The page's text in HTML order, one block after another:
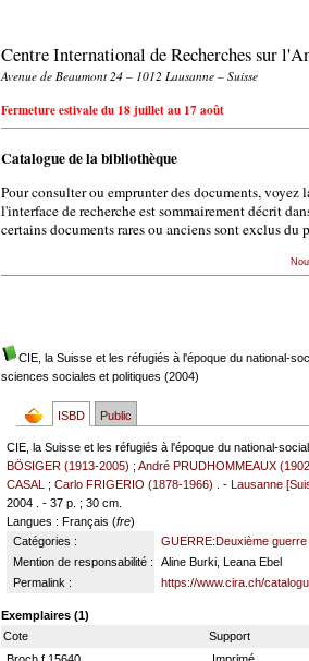
Centre International de Recherches sur
Avenue de Beaumont 24 – 1012 Lausanne – Suisse
Fermeture estivale du 18 juillet au 17 août
Catalogue de la bibliothèque
Pour consulter ou emprunter des documents, voyez
l'interface de recherche est sommairement décrit
certains documents rares ou anciens sont exclus du
CIE, la Suisse et les réfugiés à l'époque du national-
sciences sociales et politiques (2004)
ISBD Public
CIE, la Suisse et les réfugiés à l'époque du national-
BÖSIGER (1913-2005) ;André PRUDHOMMEAUX
CASAL
;Carlo FRIGERIO (1878-1966) . -Lausanne
2004 . - 37 p. ; 30 cm.
Langues : Français (fre)
Catégories :
GUERRE:Deuxième guerre
Mention de responsabilité :
Aline Burki, Leana Ebel
Permalink :
https://www.cira.ch/
Exemplaires (1)
Cote
Support